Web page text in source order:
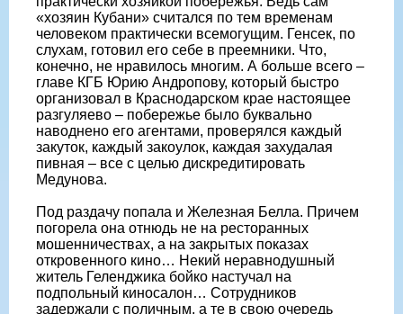
«хозяин Кубани» считался по тем временам
человеком практически всемогущим. Генсек, по
слухам, готовил его себе в преемники. Что,
конечно, не нравилось многим. А больше всего –
главе КГБ Юрию Андропову, который быстро
организовал в Краснодарском крае настоящее
разгуляево – побережье было буквально
наводнено его агентами, проверялся каждый
закуток, каждый закоулок, каждая захудалая
пивная – все с целью дискредитировать
Медунова.
Под раздачу попала и Железная Белла. Причем
погорела она отнюдь не на ресторанных
мошенничествах, а на закрытых показах
откровенного кино… Некий неравнодушный
житель Геленджика бойко настучал на
подпольный киносалон… Сотрудников
задержали с поличным, а те в свою очередь